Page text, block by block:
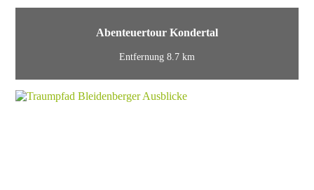
Abenteuertour Kondertal
Entfernung 8.7 km